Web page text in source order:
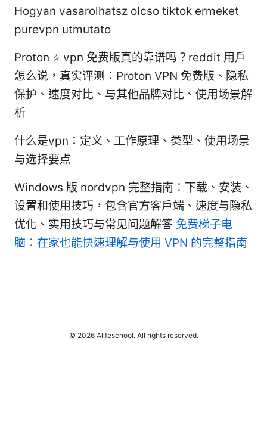
Hogyan vasarolhatsz olcso tiktok ermeket
purevpn utmutato
Proton ⭐ vpn 免费版真的靠谱吗？reddit 用户
怎么说，真实评测：Proton VPN 免费版、隐私
保护、速度对比、与其他品牌对比、使用场景解
析
什么是vpn：定义、工作原理、类型、使用场景
与选择要点
Windows 版 nordvpn 完整指南：下载、安装、
设置和使用技巧，包含官方客户端、速度与隐私
优化、实用技巧与常见问题解答 免费梯子电
脑：在家也能快速理解与使用 VPN 的完整指南
© 2026 Alifeschool. All rights reserved.